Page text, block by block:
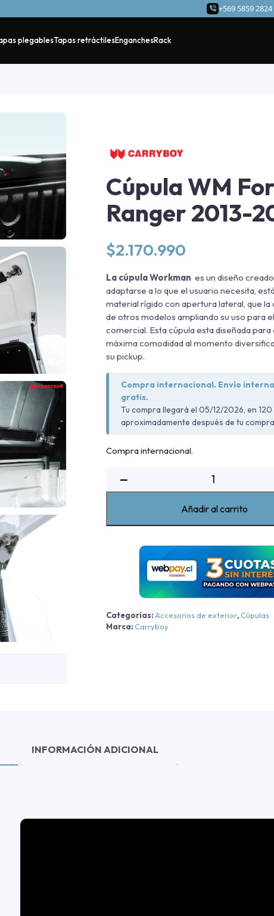
+569 5859
plegablesTapas retráctilesEnganchesRack
Cúpula WM
Ranger 2013-
$2.170.990
La cúpula Workman es un diseño
adaptarse a lo que el usuario necesita,
material rígido con apertura lateral, que
de otros modelos ampliando su uso para
comercial. Esta cúpula esta diseñada
máxima comodidad al momento
su pickup.
Compra internacional. Envío
gratis.
Tu compra llegará el 05/12/2026, en 120
aproximadamente después de tu
Compra internacional.
−
WM
2023
cantidad
Añadir al carrito
Categorías: Accesorios de exterior,Cúpulas
Marca:Carryboy
INFORMACIÓN ADICIONAL